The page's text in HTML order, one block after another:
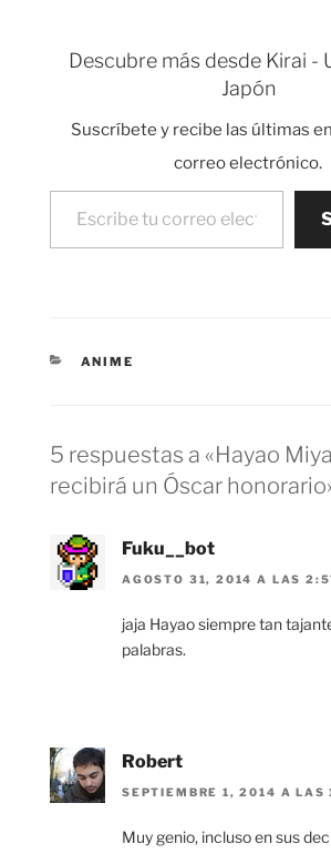
Descubre más desde Kirai -
Japón
Suscríbete y recibe las últimas
correo electrónico.
Escribe tu correo electrónico…
CATEGORÍAS
ANIME
5 respuestas a «Hayao
recibirá un Óscar
Fuku__bot
AGOSTO 31, 2014 A LAS
jaja Hayao siempre tan
palabras.
Robert
SEPTIEMBRE 1, 2014 A LAS
Muy genio, incluso en sus